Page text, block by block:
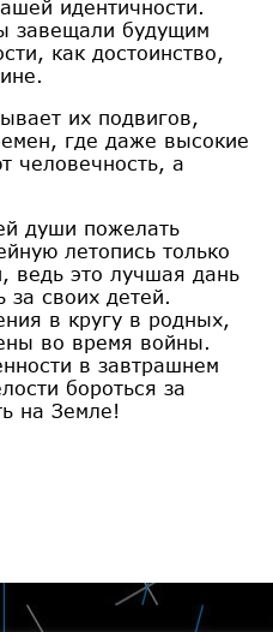
идентичности.
завещали будущим
как достоинство,
их подвигов,
где даже высокие
человечность, а
души пожелать
летопись только
ведь это лучшая дань
своих детей.
в кругу в родных,
во время войны.
в завтрашнем
бороться за
на Земле!